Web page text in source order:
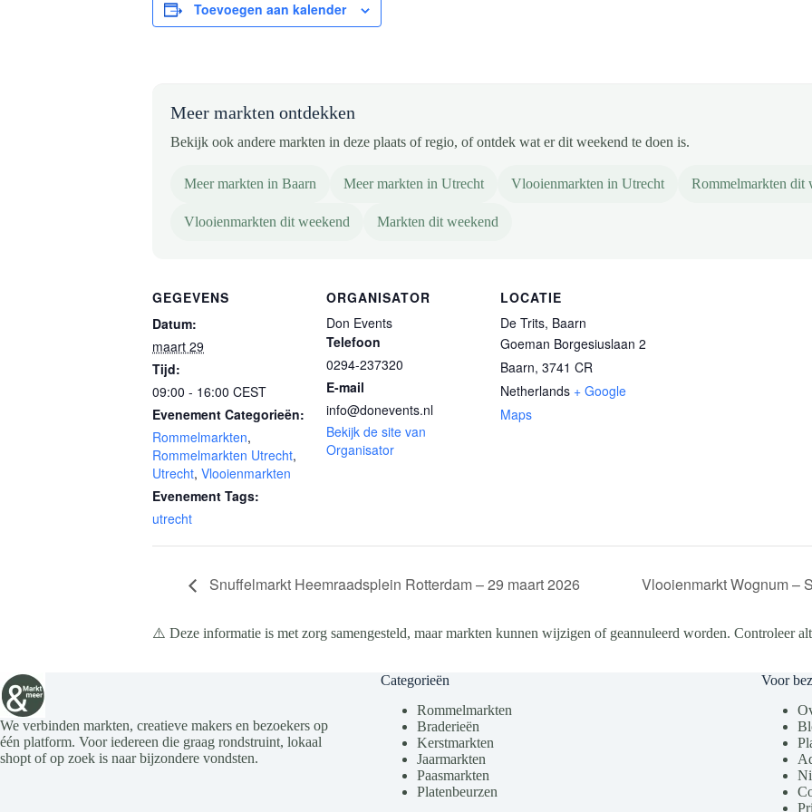
Toevoegen aan kalender
Meer markten ontdekken
Bekijk ook andere markten in deze plaats of regio, of ontdek wat er dit weekend te doen is.
Meer markten in Baarn Meer markten in Utrecht Vlooienmarkten in Utrecht Rommelmarkten dit
Vlooienmarkten dit weekend Markten dit weekend
GEGEVENS
Datum:
maart 29
Tijd:
09:00 - 16:00 CEST
Evenement Categorieën:
Rommelmarkten,
Rommelmarkten Utrecht,
Utrecht, Vlooienmarkten
Evenement Tags:
utrecht
ORGANISATOR
Don Events
Telefoon
0294-237320
E-mail
info@donevents.nl
Bekijk de site van
Organisator
LOCATIE
De Trits, Baarn
Goeman Borgesiuslaan 2
Baarn, 3741 CR
Netherlands + Google
Maps
Snuffelmarkt Heemraadsplein Rotterdam – 29 maart 2026 Vlooienmarkt Wognum –
⚠️ Deze informatie is met zorg samengesteld, maar markten kunnen wijzigen of geannuleerd worden. Controleer
We verbinden markten, creatieve makers en bezoekers op
één platform. Voor iedereen die graag rondstruint, lokaal
shopt of op zoek is naar bijzondere vondsten.
Categorieën
Rommelmarkten
Braderieën
Kerstmarkten
Jaarmarkten
Paasmarkten
Platenbeurzen
Voor